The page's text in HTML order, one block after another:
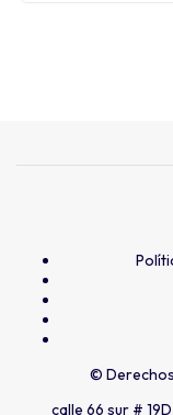
©
calle 66 sur #